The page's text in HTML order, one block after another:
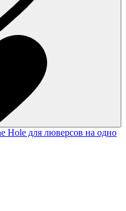
Hole для люверсов на одно